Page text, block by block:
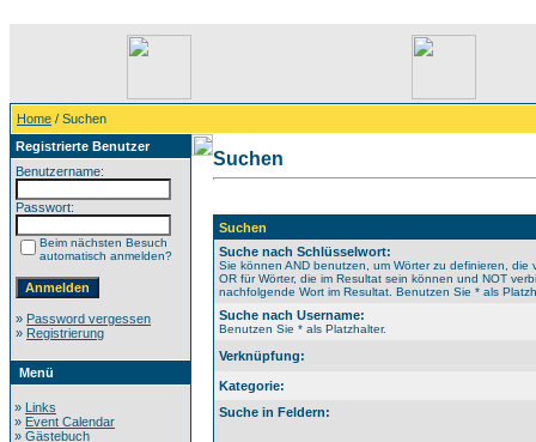
Home / Suchen
Registrierte Benutzer
Benutzername:
Passwort:
Beim nächsten Besuch
automatisch anmelden?
» Password vergessen
» Registrierung
Menü
» Links
» Event Calendar
» Gästebuch
Suchen
Suchen
Suche nach Schlüsselwort:
Sie können AND benutzen, um Wörter zu definieren, die
OR für Wörter, die im Resultat sein können und NOT
nachfolgende Wort im Resultat. Benutzen Sie * als
Suche nach Username:
Benutzen Sie * als Platzhalter.
Verknüpfung:
Kategorie:
Suche in Feldern: